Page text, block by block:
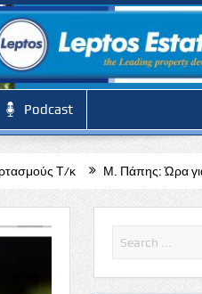
Podcast
Ώρα για αλήθειες – Βίντεο